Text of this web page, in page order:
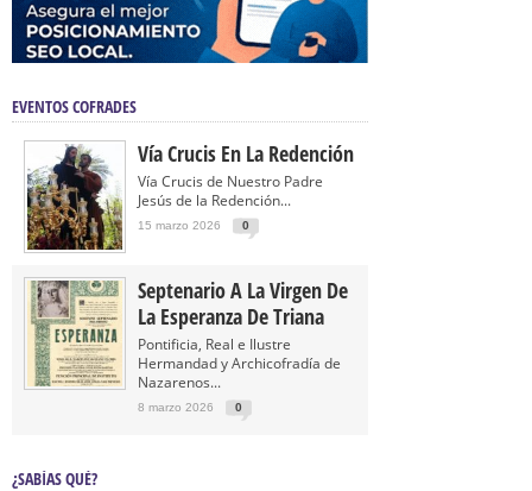
EVENTOS COFRADES
Vía Crucis En La Redención
Vía Crucis de Nuestro Padre
Jesús de la Redención...
15 marzo 2026 0
Septenario A La Virgen De
La Esperanza De Triana
Pontificia, Real e Ilustre
Hermandad y Archicofradía de
Nazarenos...
8 marzo 2026 0
¿SABÍAS QUÉ?